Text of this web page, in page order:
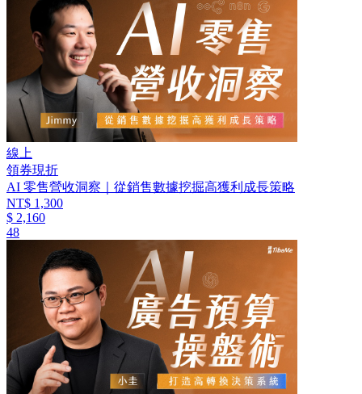
線上
領券現折
AI 零售營收洞察｜從銷售數據挖掘高獲利成長策略
NT$ 1,300
$ 2,160
48